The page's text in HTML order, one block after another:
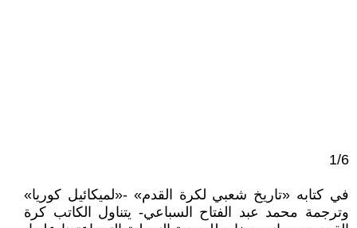
1/6
في كتابه «تاريخ شعبي لكرة القدم» -«لميكائيل كوريا»
وترجمة محمد عبد الفتاح السباعي- يتناول الكاتب كرة